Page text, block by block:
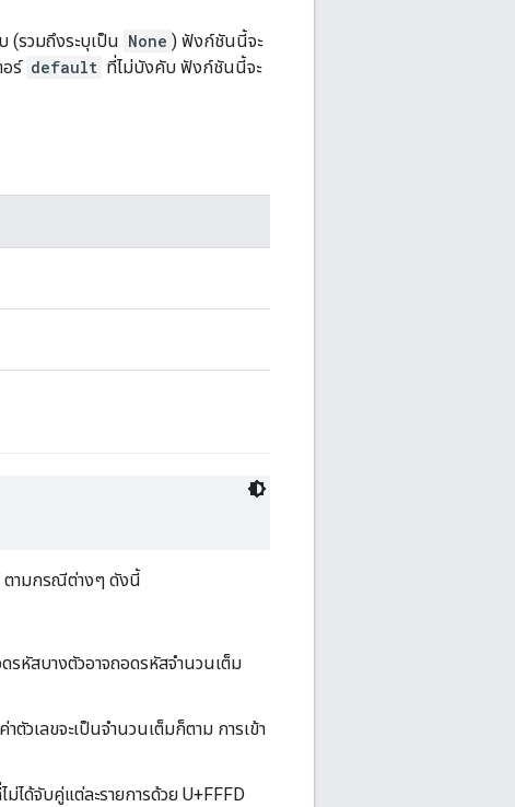
(รวมถึงระบุเป็น None ) ฟังก์ชันนี้จะ
อร์ default ที่ไม่บังคับ ฟังก์ชันนี้จะ
ตามกรณีต่างๆ ดังนี้
รหัสบางตัวอาจถอดรหัสจำนวนเต็ม
วเลขจะเป็นจำนวนเต็มก็ตาม การเข้า
ได้จับคู่แต่ละรายการด้วย U+FFFD